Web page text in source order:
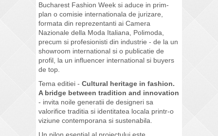
Bucharest Fashion Week si aduce in prim-
plan o comisie internationala de jurizare,
formata din reprezentanti ai Camera
Nazionale della Moda Italiana, Polimoda,
precum si profesionisti din industrie - de la un
showroom international si o publicatie de
profil, la un influencer international si buyers
de top.
Tema editiei - Cultural heritage in fashion.
A bridge between tradition and innovation
- invita noile generatii de designeri sa
valorifice traditia si identitatea locala printr-o
viziune contemporana si sustenabila.
Un pilon esential al proiectului este